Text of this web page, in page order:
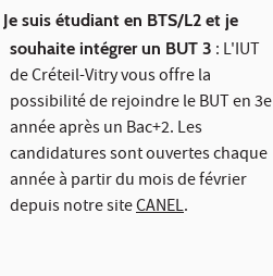
Je suis étudiant en BTS/L2 et je
souhaite intégrer un BUT 3 : L'IUT
de Créteil-Vitry vous offre la
possibilité de rejoindre le BUT en 3e
année après un Bac+2. Les
candidatures sont ouvertes chaque
année à partir du mois de février
depuis notre siteCANEL.